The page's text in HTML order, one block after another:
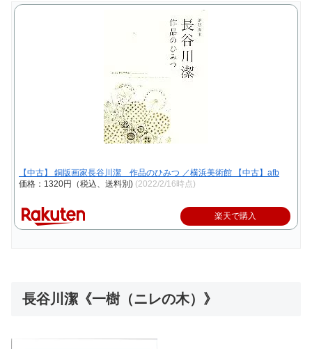
【中古】 銅版画家長谷川潔 作品のひみつ ／横浜美術館 【中古】afb
価格：1320円（税込、送料別) (2022/2/16時点)
楽天で購入
長谷川潔《一樹（ニレの木）》